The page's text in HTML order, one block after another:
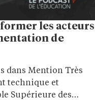
former les acteurs
de
dans Mention Très
technique et
Supérieure des